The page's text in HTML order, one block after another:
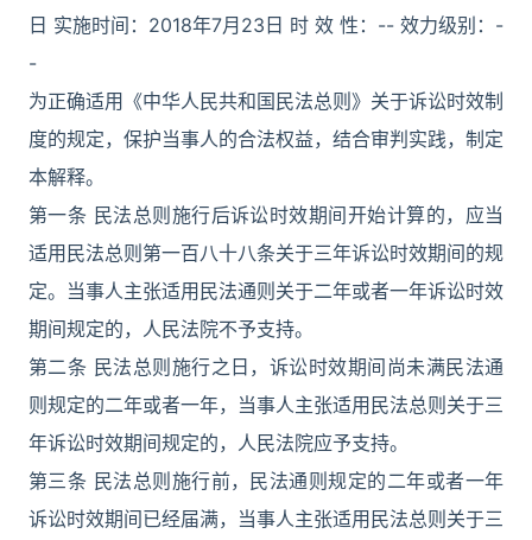
日 实施时间：2018年7月23日 时 效 性：-- 效力级别：-
-
为正确适用《中华人民共和国民法总则》关于诉讼时效制
度的规定，保护当事人的合法权益，结合审判实践，制定
本解释。
第一条 民法总则施行后诉讼时效期间开始计算的，应当
适用民法总则第一百八十八条关于三年诉讼时效期间的规
定。当事人主张适用民法通则关于二年或者一年诉讼时效
期间规定的，人民法院不予支持。
第二条 民法总则施行之日，诉讼时效期间尚未满民法通
则规定的二年或者一年，当事人主张适用民法总则关于三
年诉讼时效期间规定的，人民法院应予支持。
第三条 民法总则施行前，民法通则规定的二年或者一年
诉讼时效期间已经届满，当事人主张适用民法总则关于三